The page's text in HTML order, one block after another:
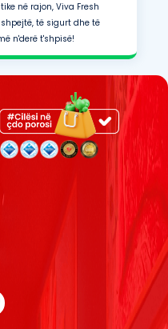
në rajon, Viva Fresh
të sigurt dhe të
n'derë t'shpisë!